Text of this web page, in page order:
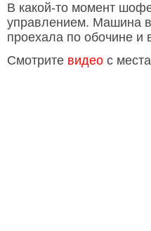
В какой-то момент
управлением. Машина
проехала по обочине и
Смотрите видео с